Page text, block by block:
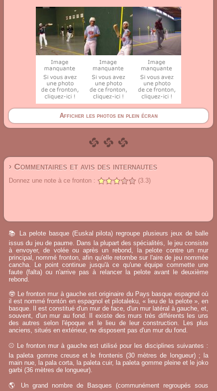
Afficher les photos en plein écran
› Commentaires et avis des internautes
Donnez une note à ce fronton : (3.3)
📚 La pelote basque (Euskal pilota) regroupe plusieurs jeux de balle
issus du jeu de paume. Dans la plupart des spécialités, le jeu consiste
à envoyer, de volée ou après un rebond, la pelote contre un mur
principal, nommé fronton, afin qu'elle retombe sur l'aire de jeu nommée
cancha. Le point continue jusqu'à ce qu'une équipe commette une
faute (falta) ou n'arrive pas à relancer la pelote avant le deuxième
rebond.
🤓 Le fronton mur à gauche est originaire du Pays basque espagnol où
il est nommé frontón en espagnol et pilotaleku, « lieu de la pelote », en
basque. Il est constitué d'un mur de face, d'un mur latéral à gauche, et,
souvent, d'un mur au fond. Il existe des murs très différents les uns
des autres selon l'époque et le lieu de leur construction. Les plus
anciens, situés en extérieur, ne disposent pas d'un mur du fond.
⚾ Le fronton mur à gauche est utilisé pour les disciplines suivantes :
la paleta gomme creuse et le frontenis (30 mètres de longueur) ; la
main nue, la pala corta, la paleta cuir, la paleta gomme pleine et le joko
garbi (36 mètres de longueur).
🌎 Un grand nombre de Basques (communément regroupés sous